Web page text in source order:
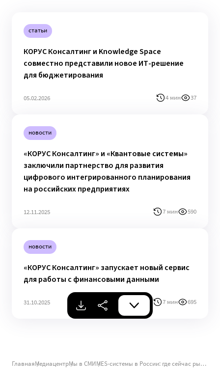
статьи
КОРУС Консалтинг и Knowledge Space
совместно представили новое ИТ-решение
для бюджетирования
05.02.2026 4 мин 37
новости
«КОРУС Консалтинг» и «Квантовые системы»
заключили партнерство для развития
цифрового интегрированного планирования
на российских предприятиях
12.11.2025 7 мин 590
новости
«КОРУС Консалтинг» запускает новый сервис
для работы с финансовыми данными
31.10.2025 7 мин 695
ГлавнаяМедиацентрМы в СМИ MES-системы в России: где сейчас рынок и как компании автоматизируют производство